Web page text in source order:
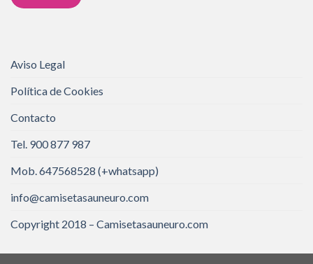
Aviso Legal
Política de Cookies
Contacto
Tel. 900 877 987
Mob. 647568528 (+whatsapp)
info@camisetasauneuro.com
Copyright 2018 – Camisetasauneuro.com